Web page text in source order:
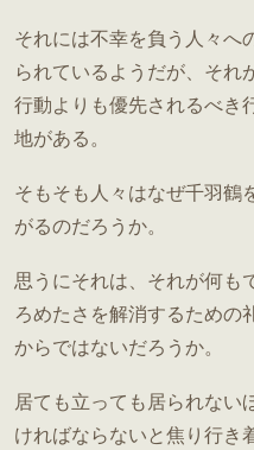
それには不幸を負う人々へ
られているようだが、それ
行動よりも優先されるべき
地がある。
そもそも人々はなぜ千羽鶴
がるのだろうか。
思うにそれは、それが何も
ろめたさを解消するための
からではないだろうか。
居ても立っても居られない
ければならないと焦り行き